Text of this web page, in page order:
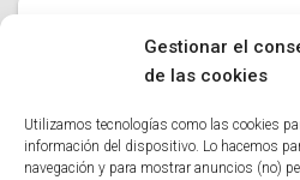
Gestionar el
de las cookies
Utilizamos tecnologías como las cookies
información del dispositivo. Lo hacemos
navegación y para mostrar anuncios (no)
HERMANDADES Y COFRADÍAS
Hermandad de la
La Penitencial Hermandad
Reconciliación y Nuestra
Elche es una importante